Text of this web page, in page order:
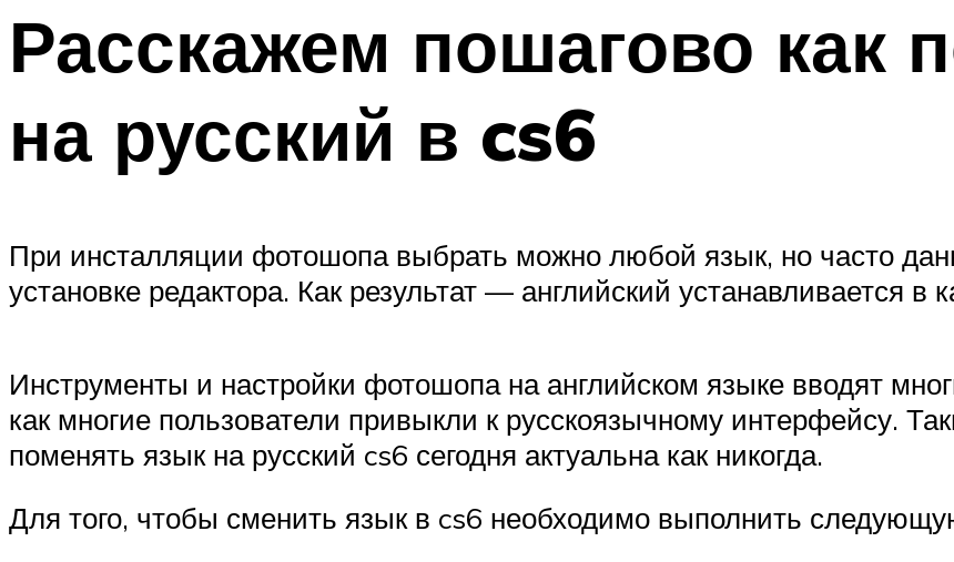
Расскажем пошагово как
на русский в cs6
При инсталляции фотошопа выбрать можно любой язык, но часто
установке редактора. Как результат — английский устанавливается в
Инструменты и настройки фотошопа на английском языке вводят
как многие пользователи привыкли к русскоязычному интерфейсу.
поменять язык на русский cs6 сегодня актуальна как никогда.
Для того, чтобы сменить язык в cs6 необходимо выполнить